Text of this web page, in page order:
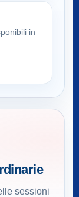
in
sessioni